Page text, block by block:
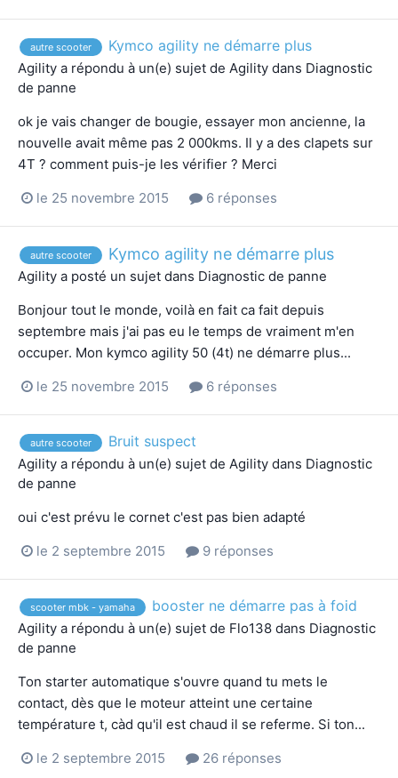
autre scooter Kymco agility ne démarre plus
Agility a répondu à un(e) sujet de Agility dans Diagnostic
de panne
ok je vais changer de bougie, essayer mon ancienne, la
nouvelle avait même pas 2 000kms. Il y a des clapets sur
4T ? comment puis-je les vérifier ? Merci
le 25 novembre 2015 6 réponses
autre scooter Kymco agility ne démarre plus
Agility a posté un sujet dans Diagnostic de panne
Bonjour tout le monde, voilà en fait ca fait depuis
septembre mais j'ai pas eu le temps de vraiment m'en
occuper. Mon kymco agility 50 (4t) ne démarre plus...
le 25 novembre 2015 6 réponses
autre scooter Bruit suspect
Agility a répondu à un(e) sujet de Agility dans Diagnostic
de panne
oui c'est prévu le cornet c'est pas bien adapté
le 2 septembre 2015 9 réponses
scooter mbk - yamaha booster ne démarre pas à foid
Agility a répondu à un(e) sujet de Flo138 dans Diagnostic
de panne
Ton starter automatique s'ouvre quand tu mets le
contact, dès que le moteur atteint une certaine
température t, càd qu'il est chaud il se referme. Si ton...
le 2 septembre 2015 26 réponses